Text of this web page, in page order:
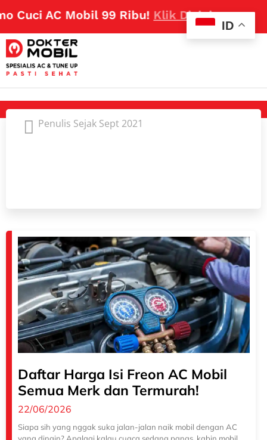
AC Mobil 99 Ribu! Klik Disini
Penulis Sejak Sept 2021
Daftar Harga Isi Freon AC Mobil
Semua Merk dan Termurah!
22/06/2026
Siapa sih yang nggak suka jalan-jalan naik mobil dengan AC
ID